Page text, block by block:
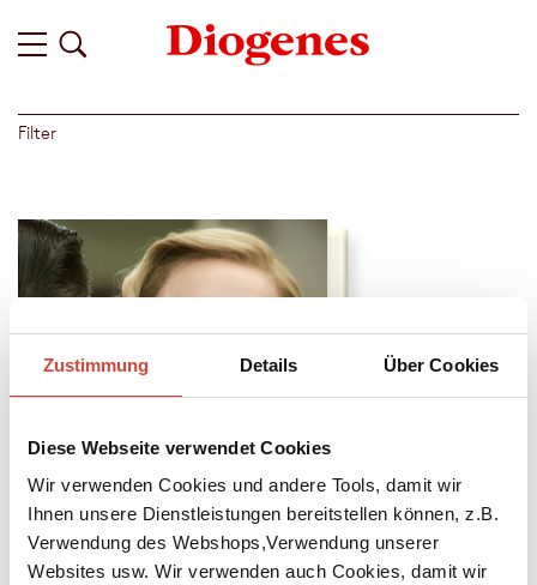
Zustimmung Details Über Cookies
Diese Webseite verwendet Cookies
Wir verwenden Cookies und andere Tools, damit wir
Ihnen unsere Dienstleistungen bereitstellen können, z.B.
Verwendung des Webshops,Verwendung unserer
Websites usw. Wir verwenden auch Cookies, damit wir
Filter